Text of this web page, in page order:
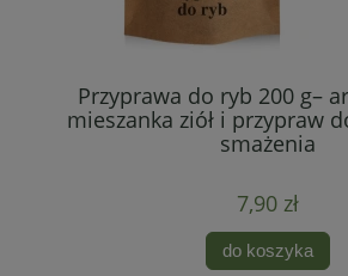
Przyprawa do ryb 200 g–
mieszanka ziół i przypraw
smażenia
7,90 zł
do koszyka